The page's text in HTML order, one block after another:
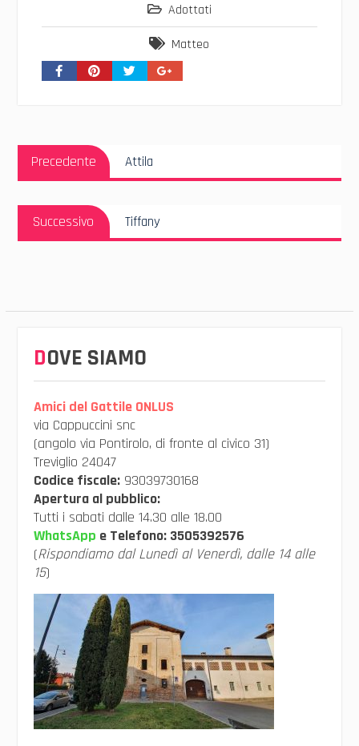
Adottati
Matteo
Navigazione
articoli
Precedente
Articolo
Precedente:
Attila
Successivo
Articolo
Successivo:
Tiffany
DOVE SIAMO
Amici del Gattile ONLUS
via Cappuccini snc
(angolo via Pontirolo, di fronte al civico 31)
Treviglio 24047
Codice fiscale:93039730168
Apertura al pubblico:
Tutti i sabati dalle 14.30 alle 18.00
WhatsApp e Telefono: 3505392576
(Rispondiamo dal Lunedì al Venerdì, dalle 14 alle
15)